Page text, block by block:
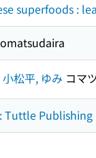
superfoods :
小松平, ゆみ コマ
Tuttle Publishing